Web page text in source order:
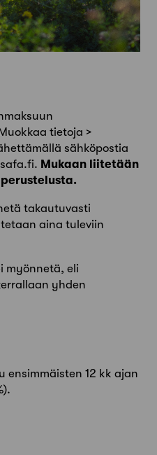
tietoja >
sähköpostia
. Mukaan liitetään
takautuvasti
aina tuleviin
myönnetä, eli
yhden
ensimmäisten 12 kk ajan